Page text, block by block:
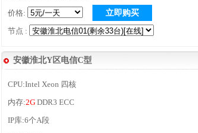
价格:
立即购买
节点 :
安徽淮北Y区电信C型
CPU:Intel Xeon 四核
内存:2G DDR3 ECC
IP库:6个A段